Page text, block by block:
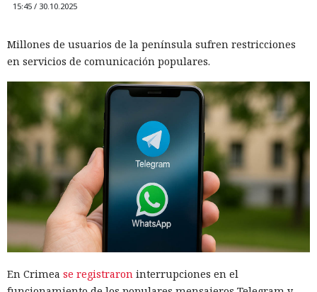
15:45 / 30.10.2025
Millones de usuarios de la península sufren restricciones
en servicios de comunicación populares.
En Crimea se registraron interrupciones en el